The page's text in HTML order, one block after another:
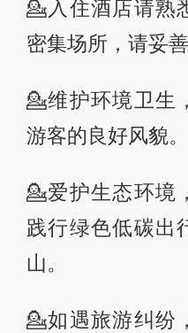
💁入住酒店请熟
密集场所，请妥
💁维护环境卫生
游客的良好风貌。
💁爱护生态环境
践行绿色低碳出
山。
💁如遇旅游纠纷